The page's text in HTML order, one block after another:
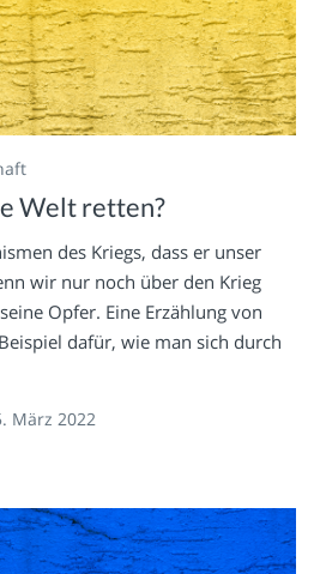
Welt retten?
des Kriegs, dass er unser
wir nur noch über den Krieg
Opfer. Eine Erzählung von
dafür, wie man sich durch
März 2022